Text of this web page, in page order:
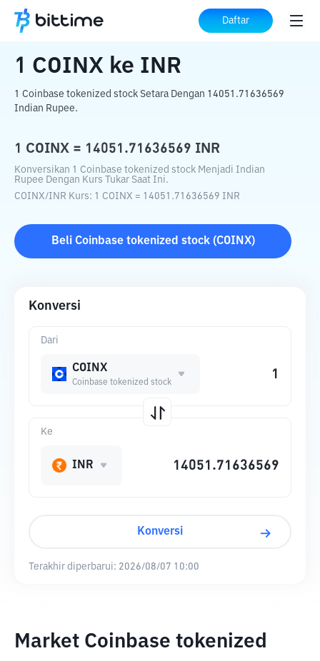
Daftar
Beranda Konverter Kripto COINX INR
1 COINX ke INR
1 Coinbase tokenized stock Setara Dengan 14051.71636569
Indian Rupee.
1 COINX = 14051.71636569 INR
Konversikan 1 Coinbase tokenized stock Menjadi Indian
Rupee Dengan Kurs Tukar Saat Ini.
COINX/INR Kurs: 1 COINX = 14051.71636569 INR
Beli Coinbase tokenized stock(COINX)
Konversi
Dari
COINX
Coinbase tokenized stock
Ke
INR
Konversi
Terakhir diperbarui: 2026/08/07 10:00
Market Coinbase tokenized